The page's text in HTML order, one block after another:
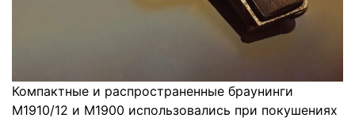
Компактные и распространенные браунинги
М1910/12 и М1900 использовались при покушениях